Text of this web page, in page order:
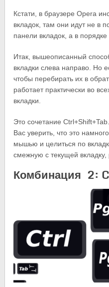
Кстати, в браузере Opera
вкладок, там они идут не в
панели вкладок, а в
Итак, вышеописанный
вкладки слева направо. Но
чтобы перебирать их в
работает практически во
вкладки.
Это сочетание
Вас уверить, что это
мышью и целиться по
смежную с текущей
Комбинация 2: